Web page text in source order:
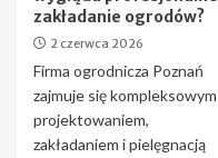
zakładanie ogrodów?
2 czerwca 2026
Firma ogrodnicza Poznań
zajmuje się kompleksowym
projektowaniem,
zakładaniem i pielęgnacją